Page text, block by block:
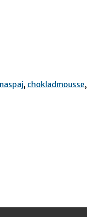
, chokladmousse,